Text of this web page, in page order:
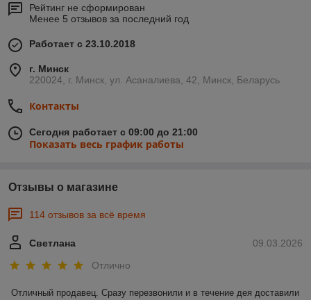
Рейтинг не сформирован
Менее 5 отзывов за последний год
Работает с 23.10.2018
г. Минск
220024, г. Минск, ул. Асаналиева, 42, Минск, Беларусь
Контакты
Сегодня работает с 09:00 до 21:00
Показать весь график работы
Отзывы о магазине
114 отзывов за всё время
09.03.2026
Светлана
Отлично
Отличный продавец. Сразу перезвонили и в течение дея доставили